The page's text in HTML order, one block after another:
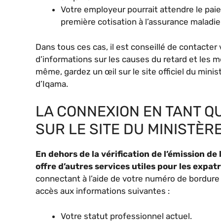
Votre employeur pourrait attendre le
première cotisation à l’assurance
Dans tous ces cas, il est conseillé de
d’informations sur les causes du retard et les
même, gardez un œil sur le site officiel du
d’Iqama.
LA CONNEXION EN TANT
SUR LE SITE DU
En dehors de la vérification de l’émission
offre d’autres services utiles pour les
connectant à l’aide de votre numéro de
accès aux informations suivantes :
Votre statut professionnel actuel.